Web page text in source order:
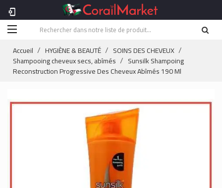
phonelink_setup
Accueil HYGIÈNE & BEAUTÉ
SOINS DES CHEVEUX
Shampooing cheveux secs, abîmés
Sunsilk Shampoing
Reconstruction Progressive Des Cheveux Abîmés 190 Ml